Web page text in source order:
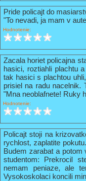
Pride policajt do
"To nevadi, ja mam v
Hodnotenie:
Zacala horiet policajna
hasici, roztiahli plachtu
tak hasici s plachtou
prisiel na radu nacelnik.
"Mna neoblafnete! Ruky
Hodnotenie:
Policajt stoji na
rychlost, zaplatite
Budem zarabat a
studentom: Prekrocil
nemam peniaze, ale
Vysokoskolaci koncili